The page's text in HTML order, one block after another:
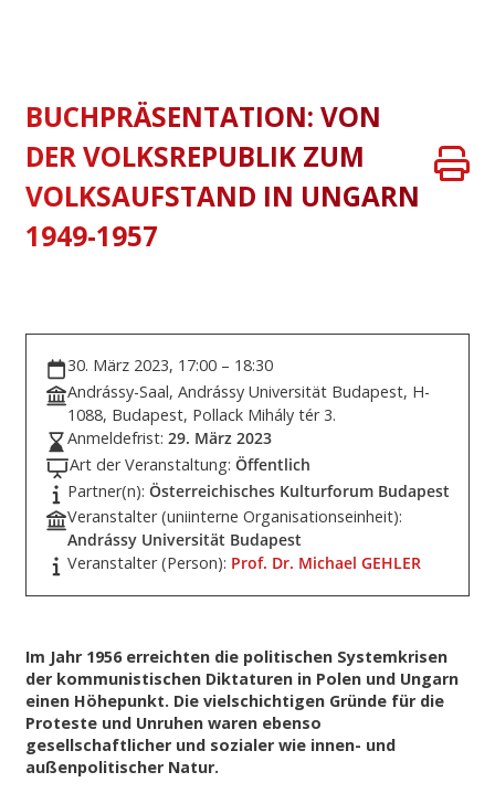
BUCHPRÄSENTATION: VON
DER VOLKSREPUBLIK ZUM
VOLKSAUFSTAND IN UNGARN
1949-1957
30. März 2023, 17:00 – 18:30
Andrássy-Saal, Andrássy Universität Budapest, H-
1088, Budapest, Pollack Mihály tér 3.
Anmeldefrist: 29. März 2023
Art der Veranstaltung: Öffentlich
Partner(n): Österreichisches Kulturforum Budapest
Veranstalter (uniinterne Organisationseinheit):
Andrássy Universität Budapest
Veranstalter (Person): Prof. Dr. Michael GEHLER
Im Jahr 1956 erreichten die politischen Systemkrisen
der kommunistischen Diktaturen in Polen und Ungarn
einen Höhepunkt. Die vielschichtigen Gründe für die
Proteste und Unruhen waren ebenso
gesellschaftlicher und sozialer wie innen- und
außenpolitischer Natur.